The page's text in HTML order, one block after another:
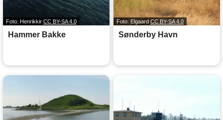
Foto: Henrikkir CC BY-SA 4.0
Hammer Bakke
Foto: Elgaard CC BY-SA 4.0
Sønderby Havn